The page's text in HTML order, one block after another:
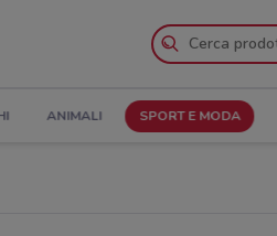
ANIMALI SPORT E MODA